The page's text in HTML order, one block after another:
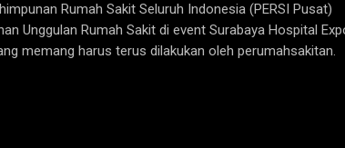
Rumah Sakit Seluruh Indonesia (PERSI Pusat)
Unggulan Rumah Sakit di event Surabaya Hospital
memang harus terus dilakukan oleh perumahsakitan.